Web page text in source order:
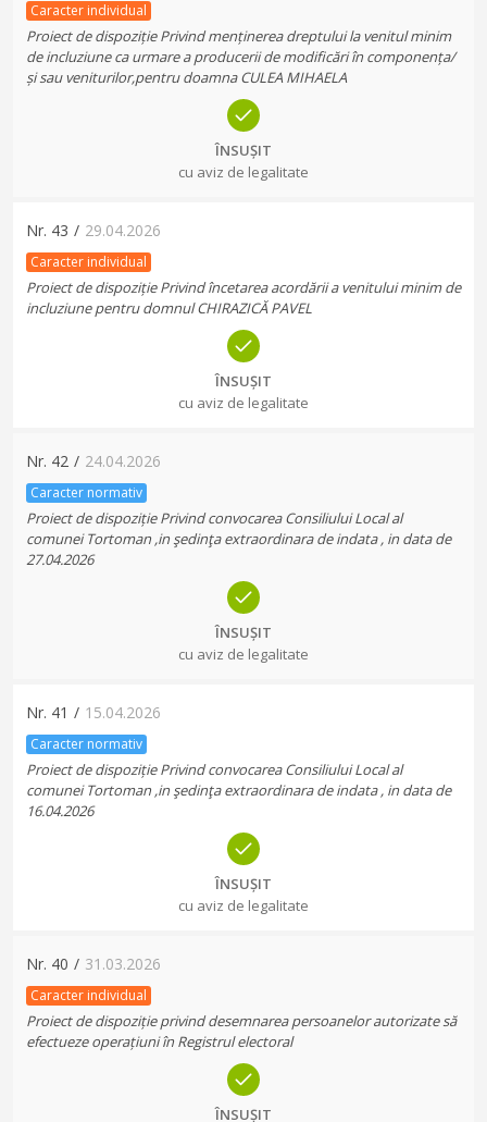
Caracter individual
Proiect de dispoziție Privind menținerea dreptului la venitul minim
de incluziune ca urmare a producerii de modificări în componența/
și sau veniturilor,pentru doamna CULEA MIHAELA
ÎNSUȘIT
cu aviz de legalitate
Nr. 43 / 29.04.2026
Caracter individual
Proiect de dispoziție Privind încetarea acordării a venitului minim de
incluziune pentru domnul CHIRAZICĂ PAVEL
ÎNSUȘIT
cu aviz de legalitate
Nr. 42 / 24.04.2026
Caracter normativ
Proiect de dispoziție Privind convocarea Consiliului Local al
comunei Tortoman ,in şedinţa extraordinara de indata , in data de
27.04.2026
ÎNSUȘIT
cu aviz de legalitate
Nr. 41 / 15.04.2026
Caracter normativ
Proiect de dispoziție Privind convocarea Consiliului Local al
comunei Tortoman ,in şedinţa extraordinara de indata , in data de
16.04.2026
ÎNSUȘIT
cu aviz de legalitate
Nr. 40 / 31.03.2026
Caracter individual
Proiect de dispoziție privind desemnarea persoanelor autorizate să
efectueze operațiuni în Registrul electoral
ÎNSUȘIT